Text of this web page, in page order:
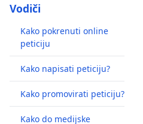
Vodiči
Kako pokrenuti online
peticiju
Kako napisati peticiju?
Kako promovirati peticiju?
Kako do medijske